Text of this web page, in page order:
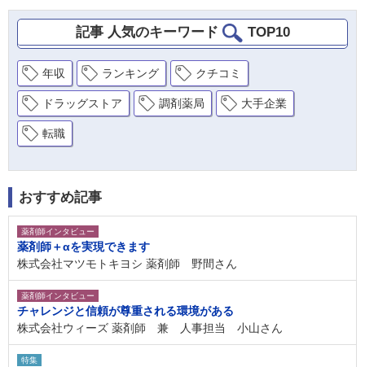
記事 人気のキーワード TOP10
年収 ランキング クチコミ
ドラッグストア 調剤薬局 大手企業
転職
おすすめ記事
薬剤師インタビュー
薬剤師＋αを実現できます
株式会社マツモトキヨシ 薬剤師 野間さん
薬剤師インタビュー
チャレンジと信頼が尊重される環境がある
株式会社ウィーズ 薬剤師 兼 人事担当 小山さん
特集